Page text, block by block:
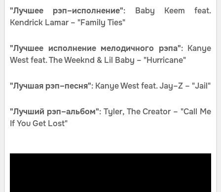
"Лучшее рэп–исполнение": Baby Keem feat.
Kendrick Lamar – "Family Ties"
"Лучшее исполнение мелодичного рэпа": Kanye
West feat. The Weeknd & Lil Baby – "Hurricane"
"Лучшая рэп–песня": Kanye West feat. Jay–Z – "Jail"
"Лучший рэп–альбом": Tyler, The Creator – "Call Me
If You Get Lost"